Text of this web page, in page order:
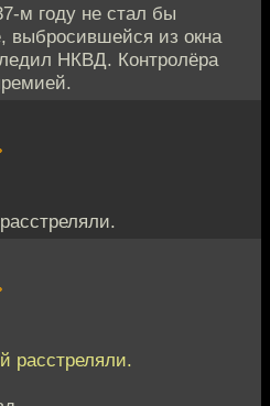
м году не стал бы
выбросившейся из окна
НКВД. Контролёра
расстреляли.